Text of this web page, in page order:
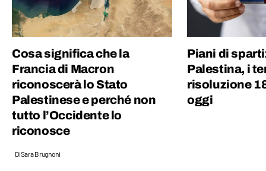
Cosa significa che la
Francia di Macron
riconoscerà lo Stato
Palestinese e perché non
tutto l’Occidente lo
riconosce
DiSara Brugnoni
Piani di
Palestina, i
risoluzione
oggi